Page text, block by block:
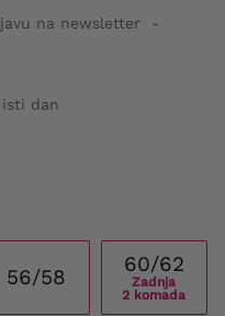
na newsletter -
isti dan
56/58
60/62
Zadnja
2 komada